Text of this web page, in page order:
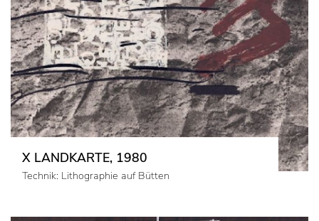
X LANDKARTE, 1980
Technik: Lithographie auf Bütten